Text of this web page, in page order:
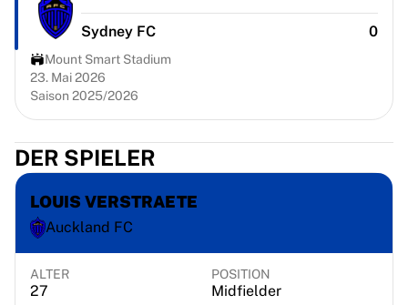
LA Clippers
View all NBA
Top European Teams
Beşiktaş Gain
Fenerbahçe Basketball
Slovenia
Guerri Napoli
Other Sports
Cycling
Team Visma | Lease a bike
Netcompany INEOS
EF Education
Sydney FC 0
Mount Smart Stadium
23. Mai 2026
Saison 2025/2026
DER SPIELER
LOUIS VERSTRAETE
Auckland FC
ALTER
27
POSITION
Midfielder